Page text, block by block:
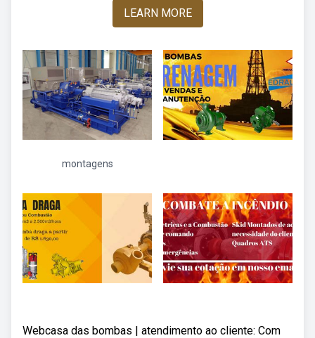
LEARN MORE
montagens
Webcasa das bombas | atendimento ao cliente: Com